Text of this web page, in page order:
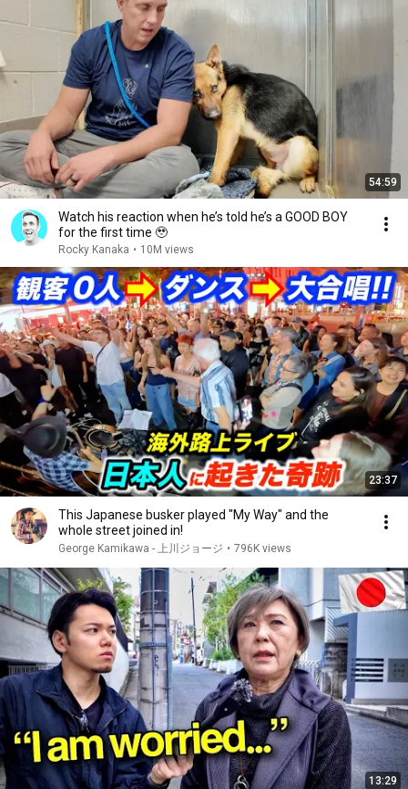
54:59
Watch his reaction when he’s told he’s a GOOD BOY
for the first time 🥹
Rocky Kanaka • 10M views
23:37
This Japanese busker played "My Way" and the
whole street joined in!
George Kamikawa - 上川ジョージ • 796K views
13:29